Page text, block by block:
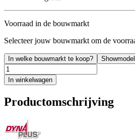
Voorraad in de bouwmarkt
Selecteer jouw bouwmarkt om de
In welke bouwmarkt te koop?
In winkelwagen
Productomschrijving